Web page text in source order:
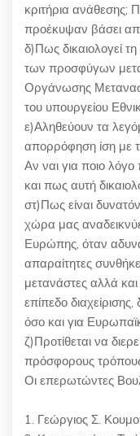
κριτήρια ανάθεσης;
προέκυψαν βάσει
δ)Πως δικαιολογεί
των προσφύγων
Οργάνωσης
του υπουργείου
ε)Αληθεύουν τα
απορρόφηση ίση με
Αν ναι για ποιο
και πως αυτή
στ)Πως είναι
χώρα μας
Ευρώπης, όταν
απαραίτητες
μετανάστες αλλά
επίπεδο
όσο και για
ζ)Προτίθεται να
πρόσφορους τρόπους
Οι επερωτώντες
1. Γεώργιος Σ.